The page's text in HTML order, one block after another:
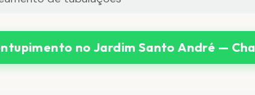
no Jardim Santo André —